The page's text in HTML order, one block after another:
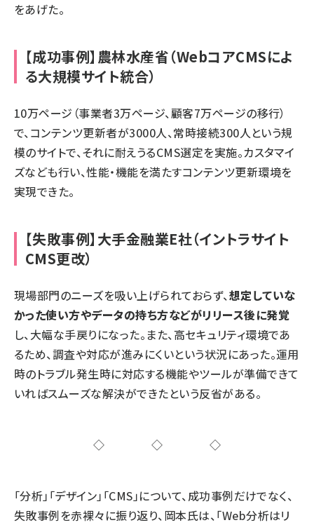
をあげた。
【成功事例】農林水産省（WebコアCMSによ
る大規模サイト統合）
10万ページ（事業者3万ページ、顧客7万ページの移行）
で、コンテンツ更新者が3000人、常時接続300人という規
模のサイトで、それに耐えうるCMS選定を実施。カスタマイ
ズなども行い、性能・機能を満たすコンテンツ更新環境を
実現できた。
【失敗事例】大手金融業E社（イントラサイト
CMS更改）
現場部門のニーズを吸い上げられておらず、想定していな
かった使い方やデータの持ち方などがリリース後に発覚
し、大幅な手戻りになった。また、高セキュリティ環境であ
るため、調査や対応が進みにくいという状況にあった。運用
時のトラブル発生時に対応する機能やツールが準備できて
いればスムーズな解決ができたという反省がある。
◇◇◇
「分析」「デザイン」「CMS」について、成功事例だけでなく、
失敗事例を赤裸々に振り返り、岡本氏は、「Web分析はリ